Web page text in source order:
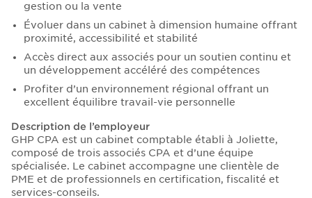
gestion ou la vente
Évoluer dans un cabinet à dimension humaine offrant
proximité, accessibilité et stabilité
Accès direct aux associés pour un soutien continu et
un développement accéléré des compétences
Profiter d’un environnement régional offrant un
excellent équilibre travail-vie personnelle
Description de l’employeur
GHP CPA est un cabinet comptable établi à Joliette,
composé de trois associés CPA et d’une équipe
spécialisée. Le cabinet accompagne une clientèle de
PME et de professionnels en certification, fiscalité et
services-conseils.